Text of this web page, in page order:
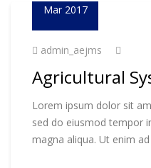
Mar 2017
admin_aejms
Agricultural
Lorem ipsum dolor sit
sed do eiusmod tempor
magna aliqua. Ut enim